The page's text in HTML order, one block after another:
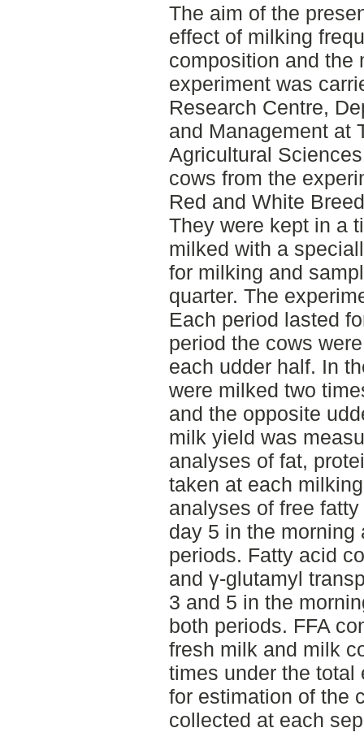
The aim of the
effect of milking
composition and the
experiment was
Research Centre,
and Management at
Agricultural
cows from the
Red and White
They were kept in a
milked with a
for milking and
quarter. The
Each period lasted
period the cows
each udder half. In
were milked two
and the opposite
milk yield was
analyses of fat,
taken at each
analyses of free
day 5 in the
periods. Fatty acid
and γ-glutamyl
3 and 5 in the
both periods. FFA
fresh milk and milk
times under the total
for estimation of the
collected at each